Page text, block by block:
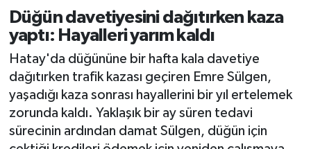
Düğün davetiyesini dağıtırken kaza
yaptı: Hayalleri yarım kaldı
Hatay'da düğününe bir hafta kala davetiye
dağıtırken trafik kazası geçiren Emre Sülgen,
yaşadığı kaza sonrası hayallerini bir yıl ertelemek
zorunda kaldı. Yaklaşık bir ay süren tedavi
sürecinin ardından damat Sülgen, düğün için
Spor
Sağlık
Teknoloji
Turizm
Tüm Manşetler
Son Dakika Haberleri
Haber Arşivi